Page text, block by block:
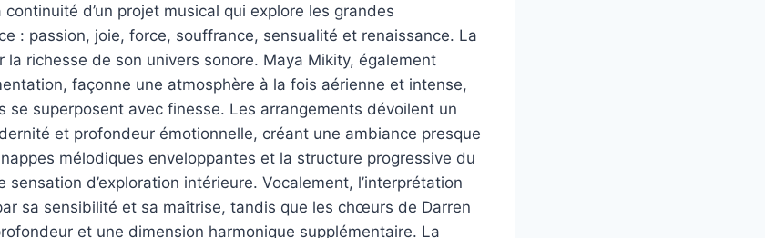
continuité d’un projet musical qui explore les grandes
: passion, joie, force, souffrance, sensualité et renaissance. La
la richesse de son univers sonore. Maya Mikity, également
façonne une atmosphère à la fois aérienne et intense,
se superposent avec finesse. Les arrangements dévoilent un
et profondeur émotionnelle, créant une ambiance presque
mélodiques enveloppantes et la structure progressive du
d’exploration intérieure. Vocalement, l’interprétation
sa sensibilité et sa maîtrise, tandis que les chœurs de Darren
et une dimension harmonique supplémentaire. La